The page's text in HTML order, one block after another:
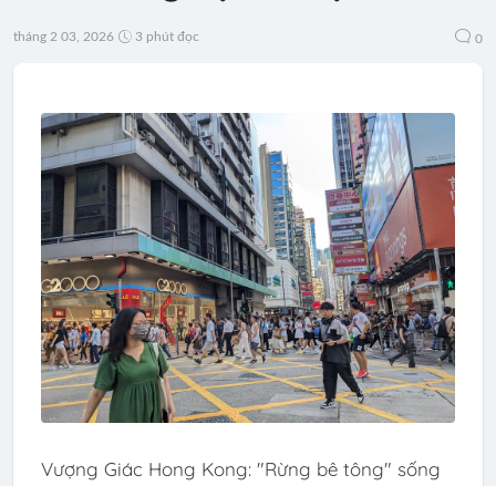
tháng 2 03, 2026 3 phút đọc 0
Vượng Giác Hong Kong: "Rừng bê tông" sống